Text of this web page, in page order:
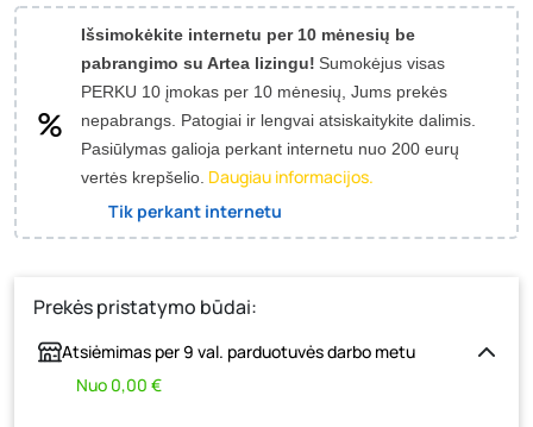
Išsimokėkite internetu per 10 mėnesių be
pabrangimo su Artea lizingu! Sumokėjus visas
PERKU 10 įmokas per 10 mėnesių, Jums prekės
nepabrangs. Patogiai ir lengvai atsiskaitykite dalimis.
Pasiūlymas galioja perkant internetu nuo 200 eurų
vertės krepšelio. Daugiau informacijos.
Tik perkant internetu
Prekės pristatymo būdai:
Atsiėmimas per 9 val. parduotuvės darbo metu
Nuo 0,00 €